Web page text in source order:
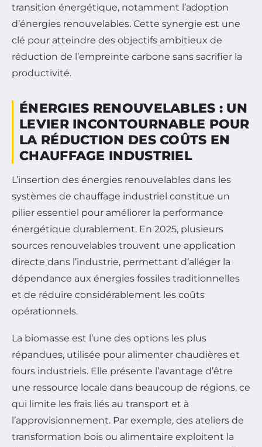
transition énergétique, notamment l’adoption
d’énergies renouvelables. Cette synergie est une
clé pour atteindre des objectifs ambitieux de
réduction de l’empreinte carbone sans sacrifier la
productivité.
ÉNERGIES RENOUVELABLES : UN
LEVIER INCONTOURNABLE POUR
LA RÉDUCTION DES COÛTS EN
CHAUFFAGE INDUSTRIEL
L’insertion des énergies renouvelables dans les
systèmes de chauffage industriel constitue un
pilier essentiel pour améliorer la performance
énergétique durablement. En 2025, plusieurs
sources renouvelables trouvent une application
directe dans l’industrie, permettant d’alléger la
dépendance aux énergies fossiles traditionnelles
et de réduire considérablement les coûts
opérationnels.
La biomasse est l’une des options les plus
répandues, utilisée pour alimenter chaudières et
fours industriels. Elle présente l’avantage d’être
une ressource locale dans beaucoup de régions, ce
qui limite les frais liés au transport et à
l’approvisionnement. Par exemple, des ateliers de
transformation bois ou alimentaire exploitent la